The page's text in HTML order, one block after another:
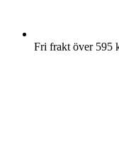
Fri frakt över 595